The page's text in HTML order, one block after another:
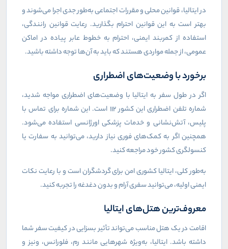
در ایتالیا، قوانین محلی و مقررات اجتماعی به‌طور جدی اجرا می‌شوند و
بهتر است به این قوانین احترام بگذارید. رعایت قوانین رانندگی،
استفاده از کمربند ایمنی، احترام به خطوط عابر پیاده در اماکن
عمومی، از جمله مواردی هستند که باید به آن‌ها توجه داشته باشید.
برخورد با وضعیت‌های اضطراری
اگر در طول سفر به ایتالیا با وضعیت‌های اضطراری مواجه شدید،
شماره تلفن اضطراری این کشور 112 است. این شماره برای تماس با
پلیس، آتش‌نشانی و خدمات پزشکی اورژانسی استفاده می‌شود.
همچنین اگر به کمک‌های فوری نیاز دارید، می‌توانید به سفارت یا
کنسولگری کشور خود مراجعه کنید.
به‌طور کلی، ایتالیا کشوری امن برای گردشگران است و با رعایت نکات
ایمنی اولیه، می‌توانید سفری آرام و بدون دغدغه را تجربه کنید.
معروف‌ترین هتل‌های ایتالیا
اقامت در یک هتل مناسب می‌تواند تأثیر بسزایی در کیفیت سفر شما
داشته باشد. ایتالیا، به‌ویژه شهرهایی مانند رم، فلورانس، ونیز و